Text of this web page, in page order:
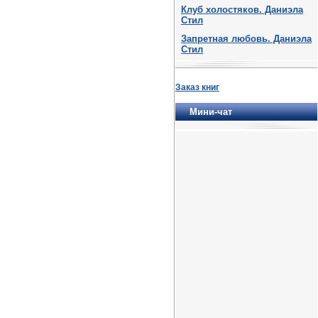
Клуб холостяков. Даниэла
Стил
Запретная любовь. Даниэла
Стил
Заказ книг
Мини-чат